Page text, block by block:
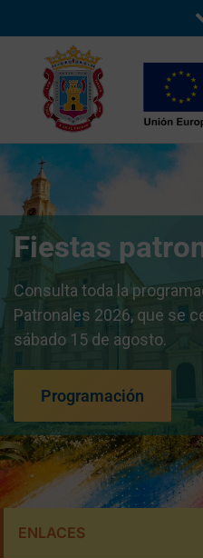
Fiestas
Consulta toda la
Patronales 2026, que se
sábado 15 de agosto.
Programación
ENLACES